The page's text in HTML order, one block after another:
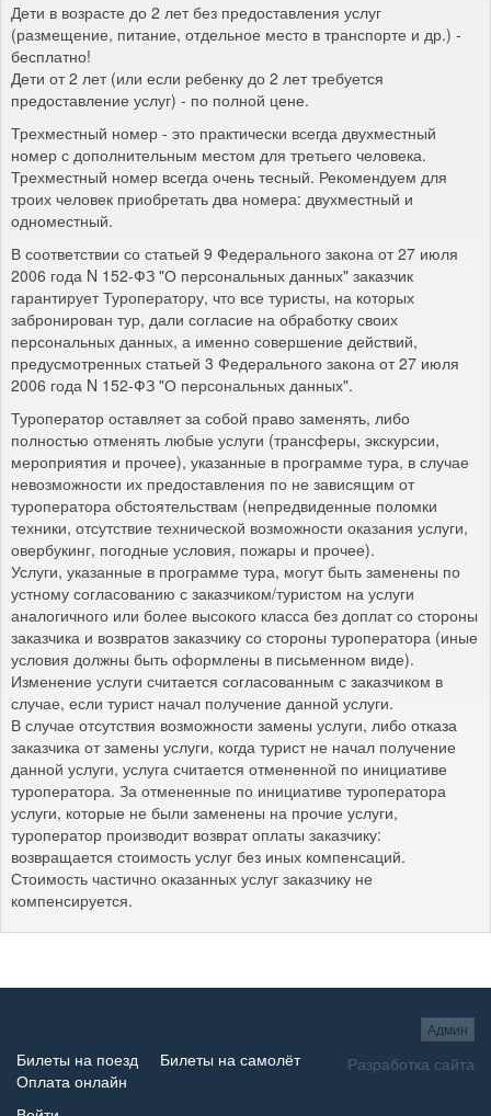
Дети в возрасте до 2 лет без предоставления услуг
(размещение, питание, отдельное место в транспорте и др.) -
бесплатно!
Дети от 2 лет (или если ребенку до 2 лет требуется
предоставление услуг) - по полной цене.
Трехместный номер - это практически всегда двухместный
номер с дополнительным местом для третьего человека.
Трехместный номер всегда очень тесный. Рекомендуем для
троих человек приобретать два номера: двухместный и
одноместный.
В соответствии со статьей 9 Федерального закона от 27 июля
2006 года N 152-ФЗ "О персональных данных" заказчик
гарантирует Туроператору, что все туристы, на которых
забронирован тур, дали согласие на обработку своих
персональных данных, а именно совершение действий,
предусмотренных статьей 3 Федерального закона от 27 июля
2006 года N 152-ФЗ "О персональных данных".
Туроператор оставляет за собой право заменять, либо
полностью отменять любые услуги (трансферы, экскурсии,
мероприятия и прочее), указанные в программе тура, в случае
невозможности их предоставления по не зависящим от
туроператора обстоятельствам (непредвиденные поломки
техники, отсутствие технической возможности оказания услуги,
овербукинг, погодные условия, пожары и прочее).
Услуги, указанные в программе тура, могут быть заменены по
устному согласованию с заказчиком/туристом на услуги
аналогичного или более высокого класса без доплат со стороны
заказчика и возвратов заказчику со стороны туроператора (иные
условия должны быть оформлены в письменном виде).
Изменение услуги считается согласованным с заказчиком в
случае, если турист начал получение данной услуги.
В случае отсутствия возможности замены услуги, либо отказа
заказчика от замены услуги, когда турист не начал получение
данной услуги, услуга считается отмененной по инициативе
туроператора. За отмененные по инициативе туроператора
услуги, которые не были заменены на прочие услуги,
туроператор производит возврат оплаты заказчику:
возвращается стоимость услуг без иных компенсаций.
Стоимость частично оказанных услуг заказчику не
компенсируется.
Админ
Разработка сайта
Билеты на поезд
Билеты на самолёт
Оплата онлайн